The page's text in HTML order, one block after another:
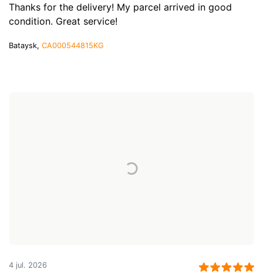
Thanks for the delivery! My parcel arrived in good
condition. Great service!
Bataysk, CA000544815KG
4 jul. 2026